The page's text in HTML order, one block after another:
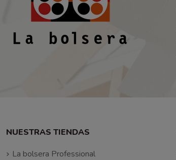
NUESTRAS TIENDAS
La bolsera Professional